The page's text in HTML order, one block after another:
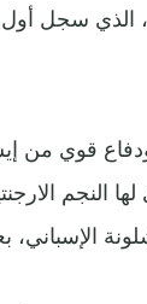
الذي سجل
قوي من
(64)، تصدى